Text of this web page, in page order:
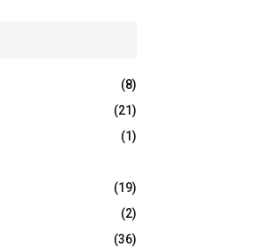
(8)
(21)
(1)
(19)
(2)
(36)